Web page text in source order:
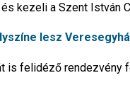
kezeli a Szent István
lesz
is felidéző rendezvény